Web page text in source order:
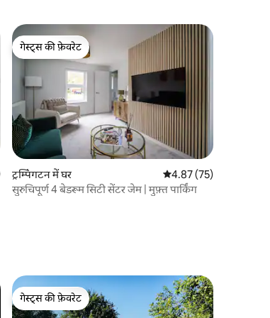
में से 5.0, 10 समीक्षाएँ
गेस्ट्स की फ़ेवरेट
गेस्ट्स की फ़ेवरेट
ट्रम्पिंगटन में घर औसत रेटिंग 5 में से 4.87,
4.87 (75)
सुरुचिपूर्ण 4 बेडरूम सिटी सेंटर जेम | मुफ़्त पार्किंग
गेस्ट्स की फ़ेवरेट
गेस्ट्स की फ़ेवरेट